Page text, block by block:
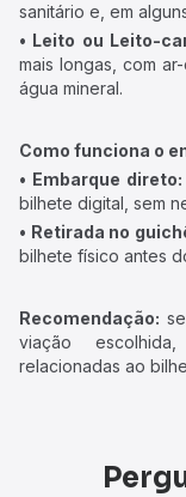
sanitário e, em
• Leito ou Leito-
mais longas, com
água mineral.
Como funciona o
• Embarque direto:
bilhete digital, sem
• Retirada no
bilhete físico antes
Recomendação:
viação
relacionadas ao